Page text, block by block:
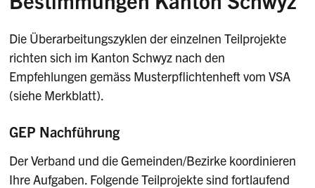
Die Überarbeitungszyklen der einzelnen Teilprojekte
richten sich im Kanton Schwyz nach den
Empfehlungen gemäss Musterpflichtenheft vom VSA
(siehe Merkblatt).
GEP Nachführung
Der Verband und die Gemeinden/Bezirke koordinieren
Ihre Aufgaben. Folgende Teilprojekte sind fortlaufend